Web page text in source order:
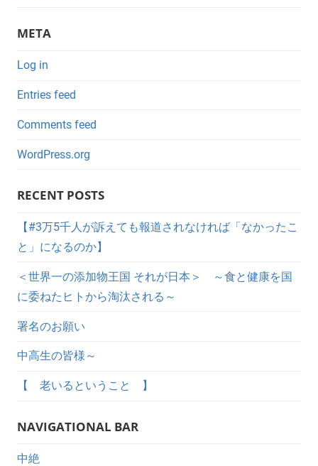
META
Log in
Entries feed
Comments feed
WordPress.org
RECENT POSTS
【#3万5千人が訴えても報道されなければ「なかったこ
と」になるのか】
＜世界一の添加物王国 それが日本＞ ～食と健康を国
に委ねたヒトから淘汰される～
署名のお願い
中高生の皆様～
【 老いるということ 】
NAVIGATIONAL BAR
中絶